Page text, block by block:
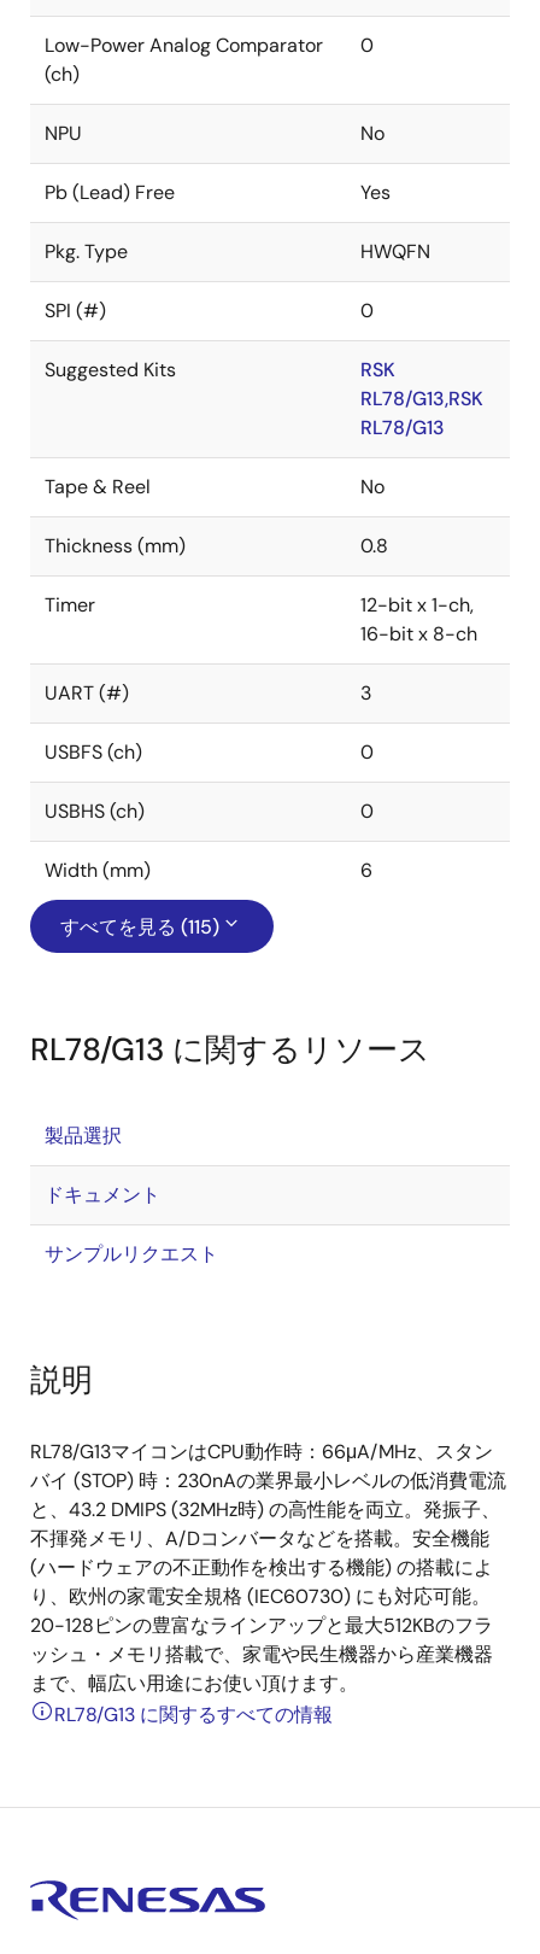
Low-Power Analog Comparator
(ch)
0
NPU No
Pb (Lead) Free Yes
Pkg. Type HWQFN
SPI (#) 0
Suggested Kits
RSK
RL78/G13,RSK
RL78/G13
Tape & Reel No
Thickness (mm) 0.8
Timer
12-bit x 1-ch,
16-bit x 8-ch
UART (#) 3
USBFS (ch) 0
USBHS (ch) 0
Width (mm) 6
すべてを見る (115)
RL78/G13 に関するリソース
製品選択
ドキュメント
サンプルリクエスト
説明
RL78/G13マイコンはCPU動作時：66μA/MHz、スタン
バイ (STOP) 時：230nAの業界最小レベルの低消費電流
と、43.2 DMIPS (32MHz時) の高性能を両立。発振子、
不揮発メモリ、A/Dコンバータなどを搭載。安全機能
(ハードウェアの不正動作を検出する機能) の搭載によ
り、欧州の家電安全規格 (IEC60730) にも対応可能。
20-128ピンの豊富なラインアップと最大512KBのフラ
ッシュ・メモリ搭載で、家電や民生機器から産業機器
まで、幅広い用途にお使い頂けます。
RL78/G13 に関するすべての情報